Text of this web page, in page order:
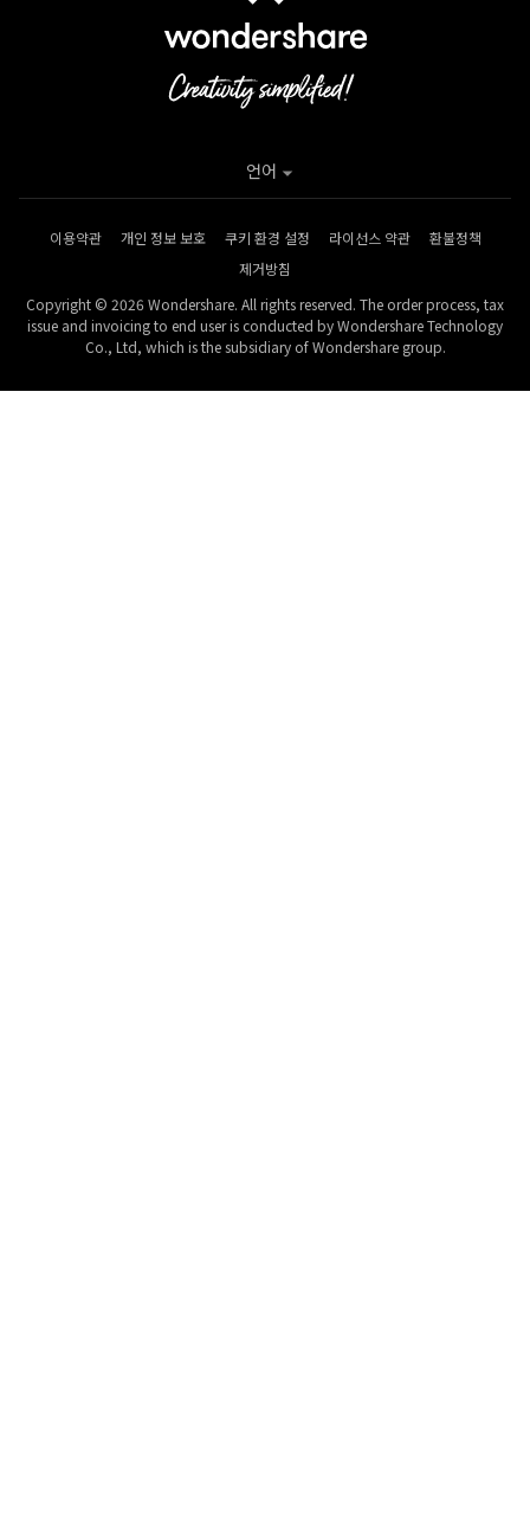
이용약관 개인 정보 보호 쿠키 환경 설정 라이선스 약관
환불정책
제거방침
Copyright © 2026 Wondershare. All rights reserved. The order process, tax
issue and invoicing to end user is conducted by Wondershare Technology
Co., Ltd, which is the subsidiary of Wondershare group.
언어